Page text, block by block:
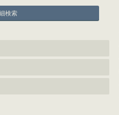
検索